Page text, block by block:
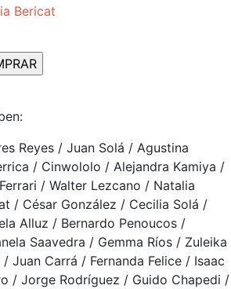
Bericat
Reyes / Juan Solá / Agustina
/ Cinwololo / Alejandra Kamiya /
/ Walter Lezcano / Natalia
/ César González / Cecilia Solá /
Alluz / Bernardo Penoucos /
Saavedra / Gemma Ríos / Zuleika
/ Juan Carrá / Fernanda Felice / Isaac
/ Jorge Rodríguez / Guido Chapedi /